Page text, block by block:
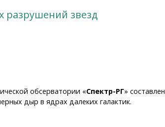
разрушений звезд
обсерватории «Спектр-РГ» составлен
дыр в ядрах далеких галактик.